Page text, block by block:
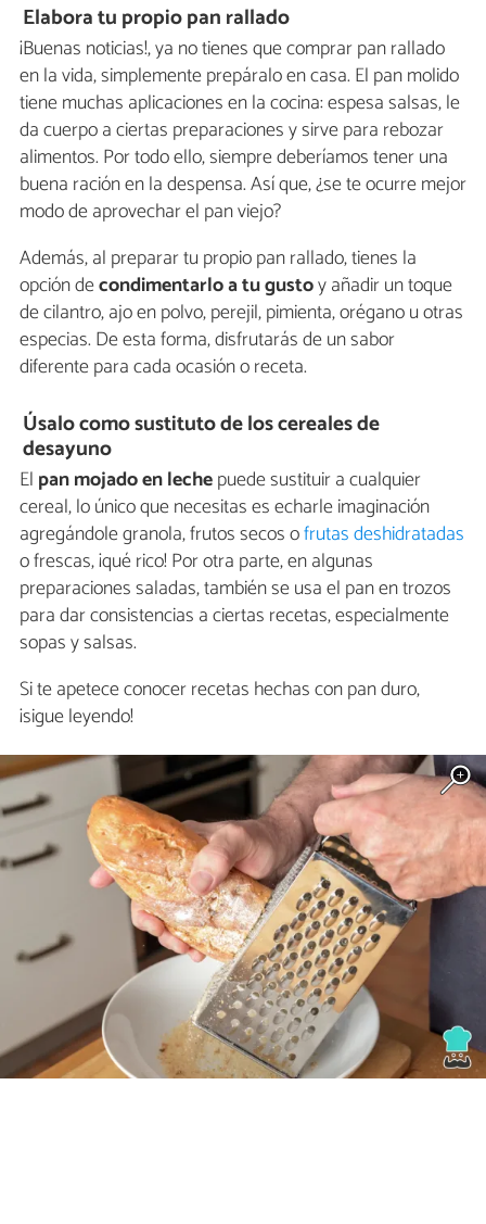
Elabora tu propio pan rallado
¡Buenas noticias!, ya no tienes que comprar pan rallado
en la vida, simplemente prepáralo en casa. El pan molido
tiene muchas aplicaciones en la cocina: espesa salsas, le
da cuerpo a ciertas preparaciones y sirve para rebozar
alimentos. Por todo ello, siempre deberíamos tener una
buena ración en la despensa. Así que, ¿se te ocurre mejor
modo de aprovechar el pan viejo?
Además, al preparar tu propio pan rallado, tienes la
opción decondimentarlo a tu gustoy añadir un toque
de cilantro, ajo en polvo, perejil, pimienta, orégano u otras
especias. De esta forma, disfrutarás de un sabor
diferente para cada ocasión o receta.
Úsalo como sustituto de los cereales de
desayuno
El pan mojado en lechepuede sustituir a cualquier
cereal, lo único que necesitas es echarle imaginación
agregándole granola, frutos secos ofrutas deshidratadas
o frescas, ¡qué rico! Por otra parte, en algunas
preparaciones saladas, también se usa el pan en trozos
para dar consistencias a ciertas recetas, especialmente
sopas y salsas.
Si te apetece conocer recetas hechas con pan duro,
¡sigue leyendo!